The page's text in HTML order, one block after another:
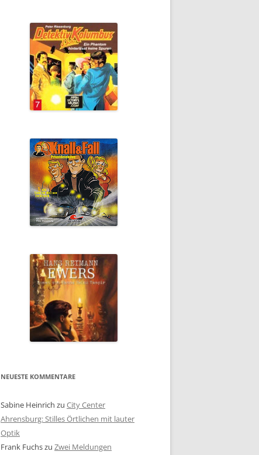
NEUESTE KOMMENTARE
Sabine Heinrich zu City Center
Ahrensburg: Stilles Örtlichen mit lauter
Optik
Frank Fuchszu Zwei Meldungen